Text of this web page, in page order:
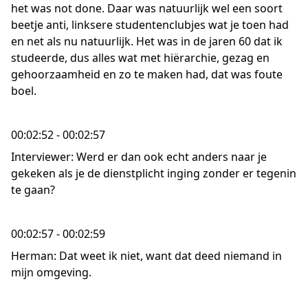
het was not done. Daar was natuurlijk wel een soort
beetje anti, linksere studentenclubjes wat je toen had
en net als nu natuurlijk. Het was in de jaren 60 dat ik
studeerde, dus alles wat met hiërarchie, gezag en
gehoorzaamheid en zo te maken had, dat was foute
boel.
00:02:52 - 00:02:57
Interviewer: Werd er dan ook echt anders naar je
gekeken als je de dienstplicht inging zonder er tegenin
te gaan?
00:02:57 - 00:02:59
Herman: Dat weet ik niet, want dat deed niemand in
mijn omgeving.